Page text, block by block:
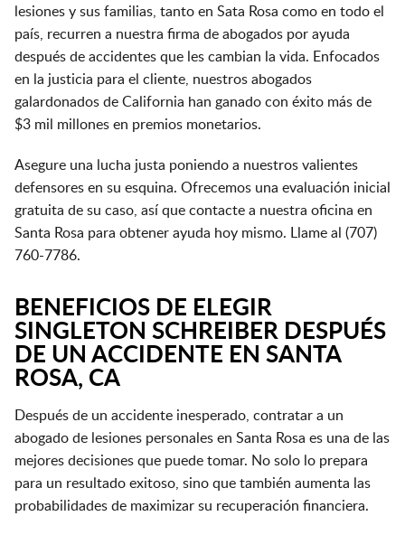
lesiones y sus familias, tanto en Sata Rosa como en todo el
país, recurren a nuestra firma de abogados por ayuda
después de accidentes que les cambian la vida. Enfocados
en la justicia para el cliente, nuestros abogados
galardonados de California han ganado con éxito más de
$3 mil millones en premios monetarios.
Asegure una lucha justa poniendo a nuestros valientes
defensores en su esquina. Ofrecemos una evaluación inicial
gratuita de su caso, así que contacte a nuestra oficina en
Santa Rosa para obtener ayuda hoy mismo. Llame al (707)
760-7786.
BENEFICIOS DE ELEGIR
SINGLETON SCHREIBER DESPUÉS
DE UN ACCIDENTE EN SANTA
ROSA, CA
Después de un accidente inesperado, contratar a un
abogado de lesiones personales en Santa Rosa es una de las
mejores decisiones que puede tomar. No solo lo prepara
para un resultado exitoso, sino que también aumenta las
probabilidades de maximizar su recuperación financiera.